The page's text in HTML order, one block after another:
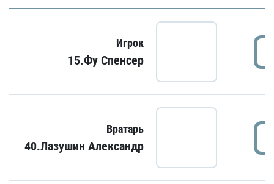
Игрок
15.Фу Спенсер
Вратарь
40.Лазушин Александр